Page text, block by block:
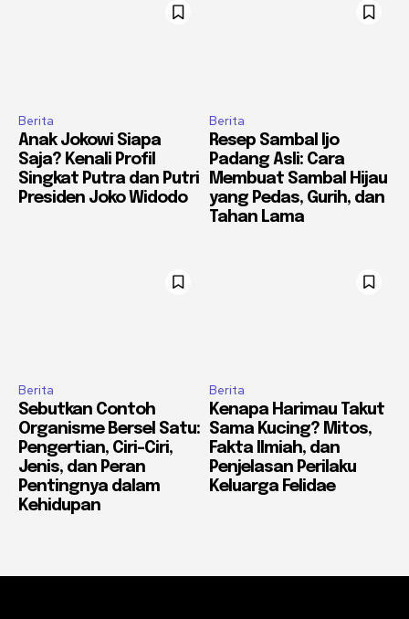
Berita
Anak Jokowi Siapa
Saja? Kenali Profil
Singkat Putra dan Putri
Presiden Joko Widodo
Berita
Resep Sambal Ijo
Padang Asli: Cara
Membuat Sambal Hijau
yang Pedas, Gurih, dan
Tahan Lama
Berita
Sebutkan Contoh
Organisme Bersel Satu:
Pengertian, Ciri-Ciri,
Jenis, dan Peran
Pentingnya dalam
Kehidupan
Berita
Kenapa Harimau Takut
Sama Kucing? Mitos,
Fakta Ilmiah, dan
Penjelasan Perilaku
Keluarga Felidae